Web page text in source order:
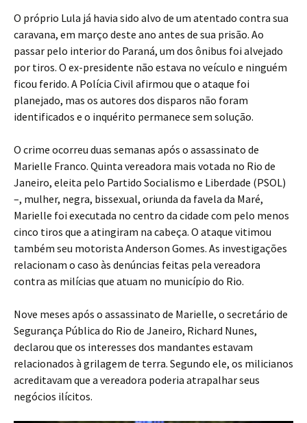
O próprio Lula já havia sido alvo de um atentado contra sua
caravana, em março deste ano antes de sua prisão. Ao
passar pelo interior do Paraná, um dos ônibus foi alvejado
por tiros. O ex-presidente não estava no veículo e ninguém
ficou ferido. A Polícia Civil afirmou que o ataque foi
planejado, mas os autores dos disparos não foram
identificados e o inquérito permanece sem solução.
O crime ocorreu duas semanas após o assassinato de
Marielle Franco. Quinta vereadora mais votada no Rio de
Janeiro, eleita pelo Partido Socialismo e Liberdade (PSOL)
–, mulher, negra, bissexual, oriunda da favela da Maré,
Marielle foi executada no centro da cidade com pelo menos
cinco tiros que a atingiram na cabeça. O ataque vitimou
também seu motorista Anderson Gomes. As investigações
relacionam o caso às denúncias feitas pela vereadora
contra as milícias que atuam no município do Rio.
Nove meses após o assassinato de Marielle, o secretário de
Segurança Pública do Rio de Janeiro, Richard Nunes,
declarou que os interesses dos mandantes estavam
relacionados à grilagem de terra. Segundo ele, os milicianos
acreditavam que a vereadora poderia atrapalhar seus
negócios ilícitos.